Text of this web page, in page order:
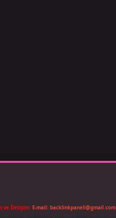
ve İletişim: E-mail: backlinkpaneli@gmail.com